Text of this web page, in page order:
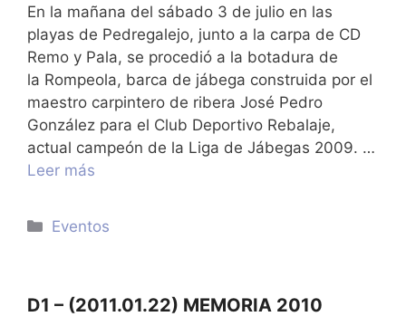
En la mañana del sábado 3 de julio en las
playas de Pedregalejo, junto a la carpa de CD
Remo y Pala, se procedió a la botadura de
la Rompeola, barca de jábega construida por el
maestro carpintero de ribera José Pedro
González para el Club Deportivo Rebalaje,
actual campeón de la Liga de Jábegas 2009. …
Leer más
Categorías
Eventos
D1 – (2011.01.22) MEMORIA 2010